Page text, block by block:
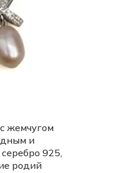
жемчугом
и
925,
родий